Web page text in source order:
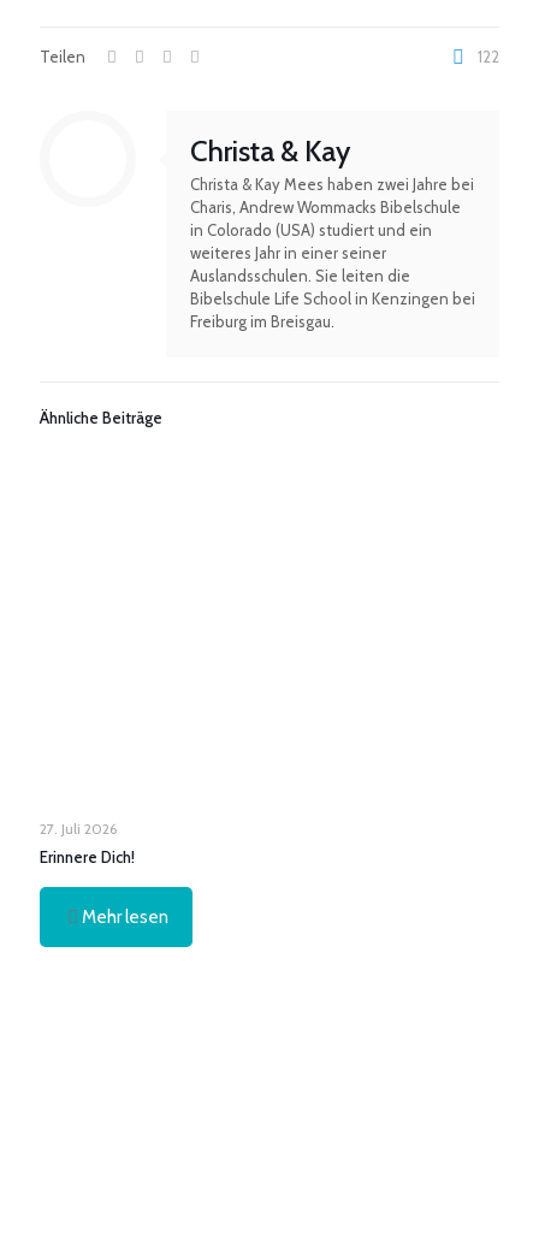
Teilen 122
Christa & Kay
Christa & Kay Mees haben zwei Jahre bei
Charis, Andrew Wommacks Bibelschule
in Colorado (USA) studiert und ein
weiteres Jahr in einer seiner
Auslandsschulen. Sie leiten die
Bibelschule Life School in Kenzingen bei
Freiburg im Breisgau.
Ähnliche Beiträge
27. Juli 2026
Erinnere Dich!
Mehr lesen